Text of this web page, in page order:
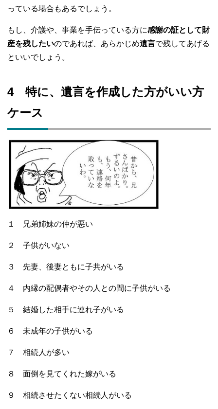
っている場合もあるでしょう。
もし、介護や、事業を手伝っている方に感謝の証として財
産を残したいのであれば、あらかじめ遺言で残してあげる
といいでしょう。
4 特に、遺言を作成した方がいい方
ケース
１ 兄弟姉妹の仲が悪い
２ 子供がいない
３ 先妻、後妻ともに子共がいる
４ 内縁の配偶者やその人との間に子供がいる
５ 結婚した相手に連れ子がいる
６ 未成年の子供がいる
７ 相続人が多い
８ 面倒を見てくれた嫁がいる
９ 相続させたくない相続人がいる